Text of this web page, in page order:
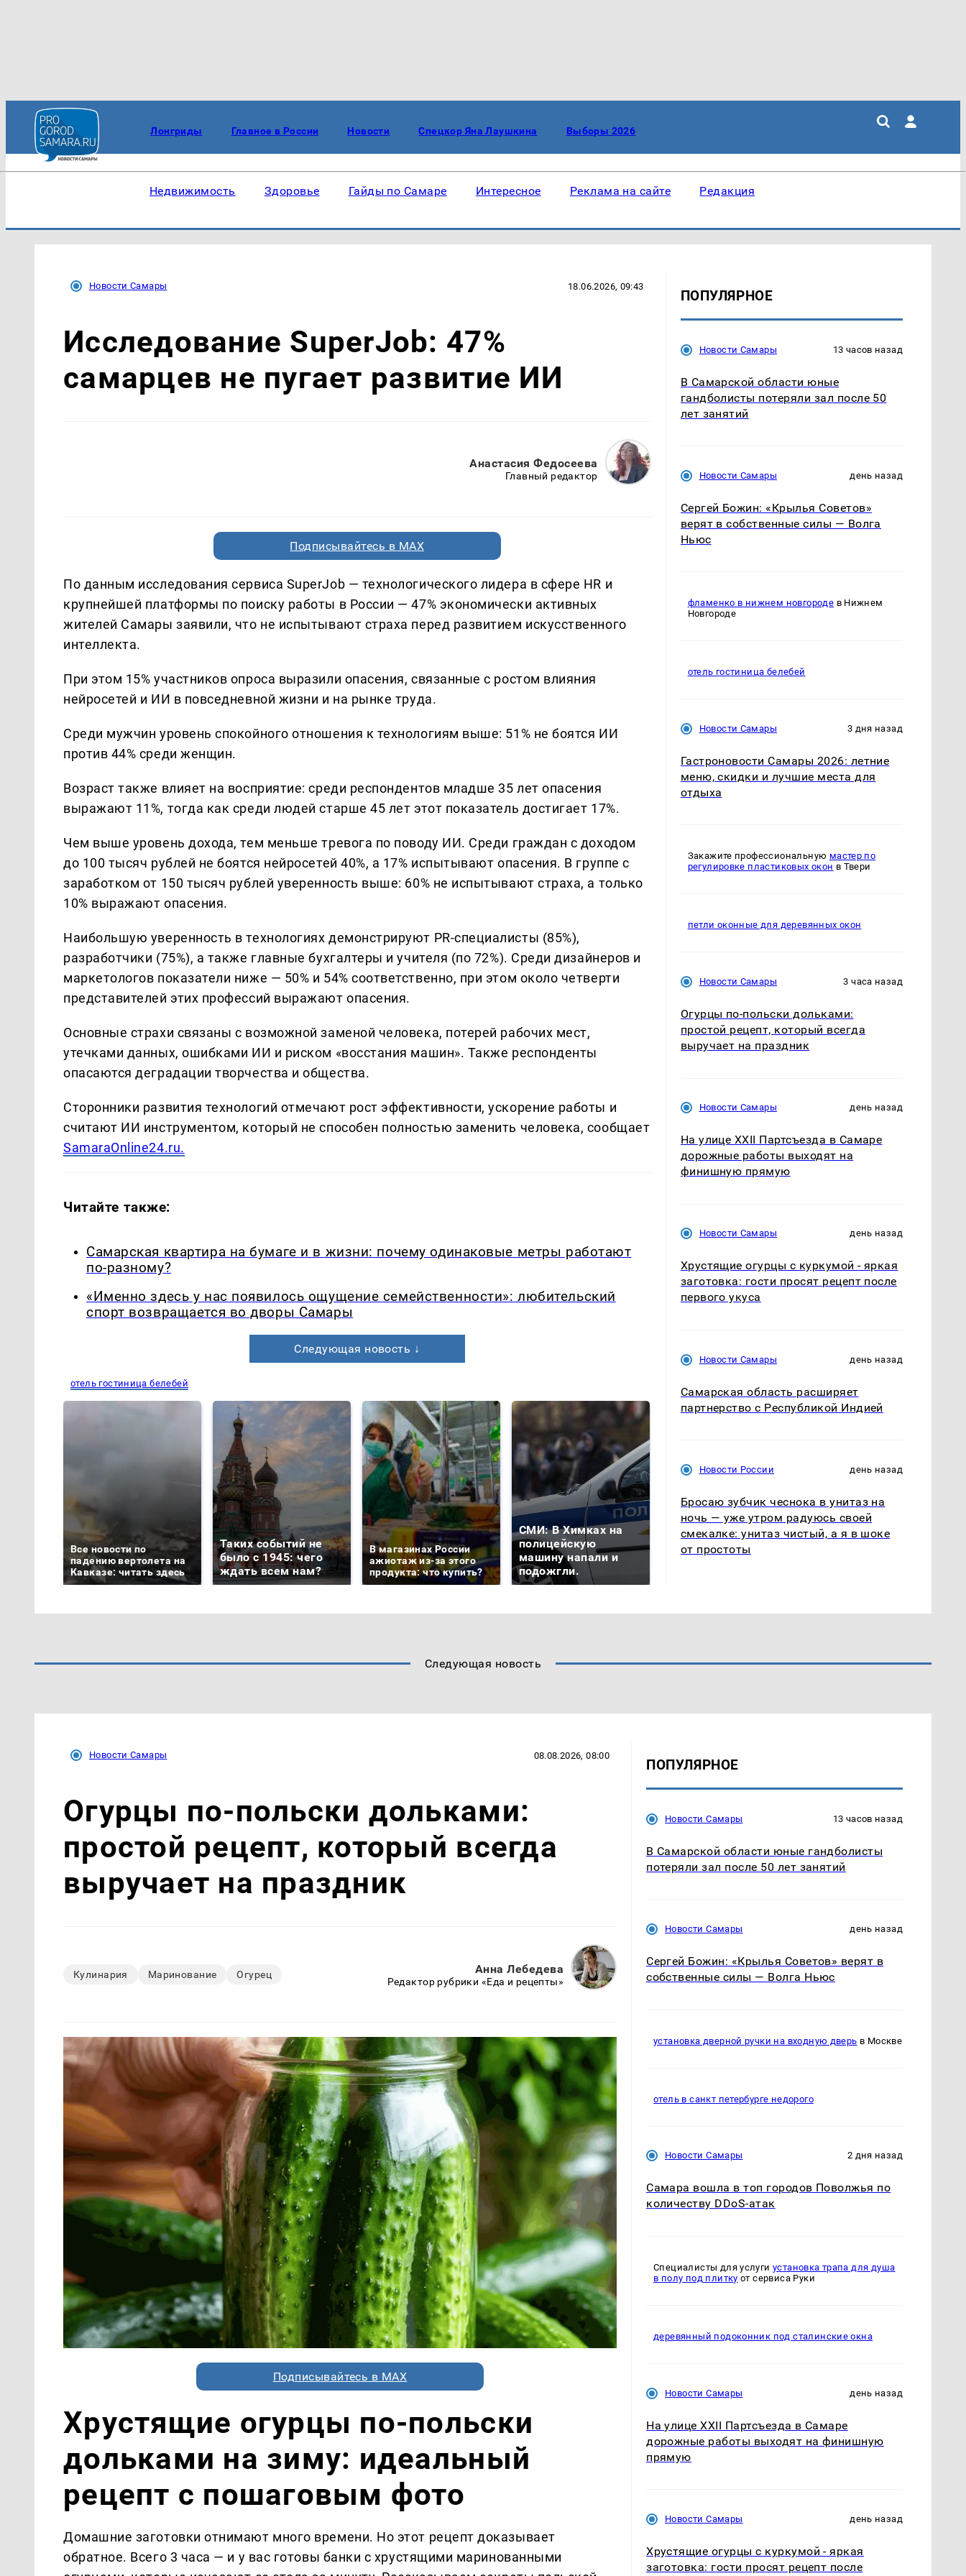
Лонгриды Главное в России Новости Спецкор Яна Лаушкина Выборы 2026
Недвижимость Здоровье Гайды по Самаре Интересное Реклама на сайте Редакция
Новости Самары 18.06.2026, 09:43
Исследование SuperJob: 47%
самарцев не пугает развитие ИИ
Анастасия Федосеева
Главный редактор
Подписывайтесь в MAX
По данным исследования сервиса SuperJob — технологического лидера в сфере HR и
крупнейшей платформы по поиску работы в России — 47% экономически активных
жителей Самары заявили, что не испытывают страха перед развитием искусственного
интеллекта.
При этом 15% участников опроса выразили опасения, связанные с ростом влияния
нейросетей и ИИ в повседневной жизни и на рынке труда.
Среди мужчин уровень спокойного отношения к технологиям выше: 51% не боятся ИИ
против 44% среди женщин.
Возраст также влияет на восприятие: среди респондентов младше 35 лет опасения
выражают 11%, тогда как среди людей старше 45 лет этот показатель достигает 17%.
Чем выше уровень дохода, тем меньше тревога по поводу ИИ. Среди граждан с доходом
до 100 тысяч рублей не боятся нейросетей 40%, а 17% испытывают опасения. В группе с
заработком от 150 тысяч рублей уверенность выше: 60% не испытывают страха, а только
10% выражают опасения.
Наибольшую уверенность в технологиях демонстрируют PR-специалисты (85%),
разработчики (75%), а также главные бухгалтеры и учителя (по 72%). Среди дизайнеров и
маркетологов показатели ниже — 50% и 54% соответственно, при этом около четверти
представителей этих профессий выражают опасения.
Основные страхи связаны с возможной заменой человека, потерей рабочих мест,
утечками данных, ошибками ИИ и риском «восстания машин». Также респонденты
опасаются деградации творчества и общества.
Сторонники развития технологий отмечают рост эффективности, ускорение работы и
считают ИИ инструментом, который не способен полностью заменить человека, сообщает
SamaraOnline24.ru.
Читайте также:
Самарская квартира на бумаге и в жизни: почему одинаковые метры работают
по-разному?
«Именно здесь у нас появилось ощущение семейственности»: любительский
спорт возвращается во дворы Самары
Следующая новость ↓
отель гостиница белебей
Все новости по
падению вертолета на
Кавказе: читать здесь
Таких событий не
было с 1945: чего
ждать всем нам?
В магазинах России
ажиотаж из-за этого
продукта: что купить?
СМИ: В Химках на
полицейскую
машину напали и
подожгли.
Где будет встреча
президентов США и
ПОПУЛЯРНОЕ
Новости Самары 13 часов назад
В Самарской области юные
гандболисты потеряли зал после 50
лет занятий
Новости Самары день назад
Сергей Божин: «Крылья Советов»
верят в собственные силы — Волга
Ньюс
фламенко в нижнем новгороде в Нижнем
Новгороде
отель гостиница белебей
Новости Самары 3 дня назад
Гастроновости Самары 2026: летние
меню, скидки и лучшие места для
отдыха
Закажите профессиональную мастер по
регулировке пластиковых окон в Твери
петли оконные для деревянных окон
Новости Самары 3 часа назад
Огурцы по‑польски дольками:
простой рецепт, который всегда
выручает на праздник
Новости Самары день назад
На улице XXII Партсъезда в Самаре
дорожные работы выходят на
финишную прямую
Новости Самары день назад
Хрустящие огурцы с куркумой - яркая
заготовка: гости просят рецепт после
первого укуса
Новости Самары день назад
Самарская область расширяет
партнерство с Республикой Индией
Новости России день назад
Бросаю зубчик чеснока в унитаз на
ночь — уже утром радуюсь своей
смекалке: унитаз чистый, а я в шоке
от простоты
Следующая новость
Новости Самары 08.08.2026, 08:00
Огурцы по‑польски дольками:
простой рецепт, который всегда
выручает на праздник
Кулинария Маринование Огурец Анна Лебедева
Редактор рубрики «Еда и рецепты»
Подписывайтесь в MAX
Хрустящие огурцы по-польски
дольками на зиму: идеальный
рецепт с пошаговым фото
Домашние заготовки отнимают много времени. Но этот рецепт доказывает
обратное. Всего 3 часа — и у вас готовы банки с хрустящими маринованными
ПОПУЛЯРНОЕ
Новости Самары 13 часов назад
В Самарской области юные гандболисты
потеряли зал после 50 лет занятий
Новости Самары день назад
Сергей Божин: «Крылья Советов» верят в
собственные силы — Волга Ньюс
установка дверной ручки на входную дверь в Москве
отель в санкт петербурге недорого
Новости Самары 2 дня назад
Самара вошла в топ городов Поволжья по
количеству DDoS-атак
Специалисты для услугиустановка трапа для душа
в полу под плитку от сервиса Руки
деревянный подоконник под сталинские окна
Новости Самары день назад
На улице XXII Партсъезда в Самаре
дорожные работы выходят на финишную
прямую
Новости Самары день назад
Хрустящие огурцы с куркумой - яркая
заготовка: гости просят рецепт после